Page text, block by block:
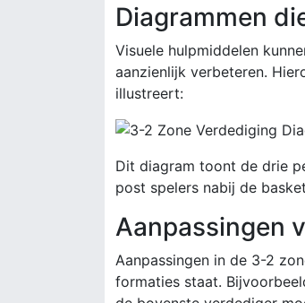
Diagrammen
Visuele hulpmiddelen
aanzienlijk verbeteren.
illustreert:
Dit diagram toont de drie
post spelers nabij de
Aanpassingen
Aanpassingen in de 3-2
formaties staat.